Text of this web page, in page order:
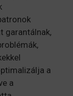
garantálnak,
a
a